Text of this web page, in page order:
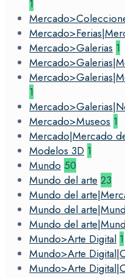
1
Mercado>Galerias 1
1
Mercado>Museos 1
Mercado|Mercado
Modelos 3D 1
Mundo 50
Mundo del arte 23
Mundo del
Mundo del
Mundo del
Mundo>Arte Digital 1
Mundo>Arte
Mundo>Arte